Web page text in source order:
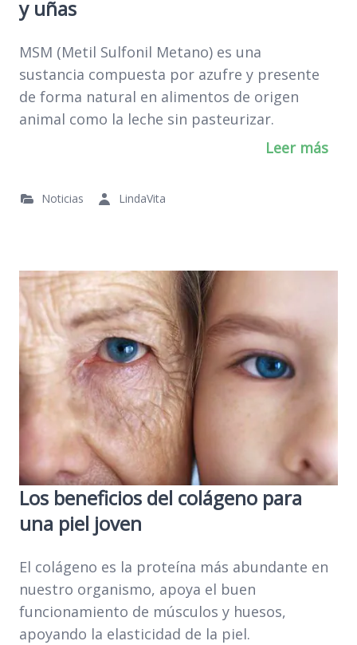
y uñas
MSM (Metil Sulfonil Metano) es una
sustancia compuesta por azufre y presente
de forma natural en alimentos de origen
animal como la leche sin pasteurizar.
Leer más
Noticias LindaVita
Los beneficios del colágeno para
una piel joven
El colágeno es la proteína más abundante en
nuestro organismo, apoya el buen
funcionamiento de músculos y huesos,
apoyando la elasticidad de la piel.